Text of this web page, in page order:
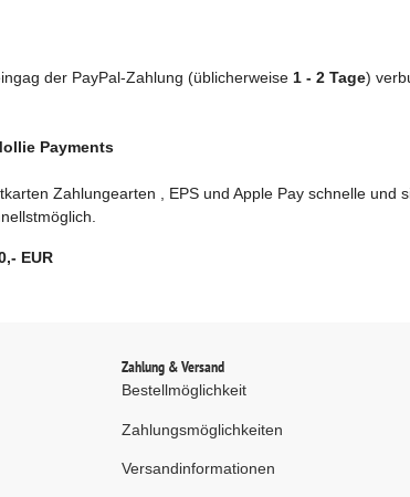
der PayPal-Zahlung (üblicherweise 1 - 2 Tage)
Payments
Zahlungearten , EPS und Apple Pay schnelle und
EUR
Zahlung & Versand
Bestellmöglichkeit
Zahlungsmöglichkeiten
Versandinformationen